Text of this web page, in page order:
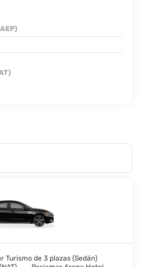
Turismo de 3 plazas (Sedán)